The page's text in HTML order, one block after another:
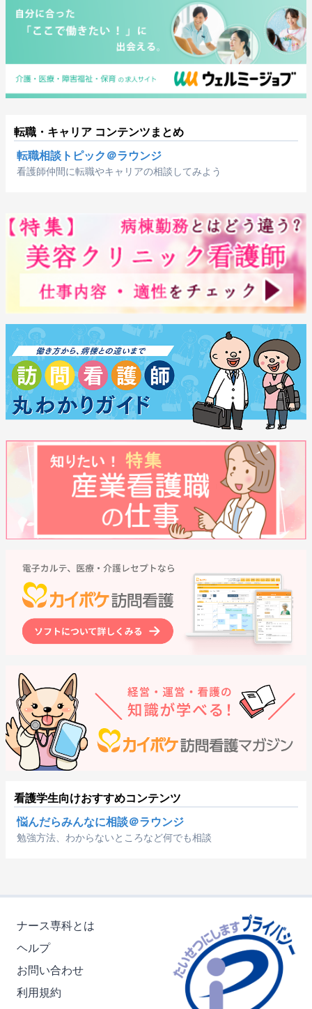
転職・キャリア コンテンツまとめ
転職相談トピック＠ラウンジ
看護師仲間に転職やキャリアの相談してみよう
看護学生向けおすすめコンテンツ
悩んだらみんなに相談＠ラウンジ
勉強方法、わからないところなど何でも相談
ナース専科とは
ヘルプ
お問い合わせ
利用規約